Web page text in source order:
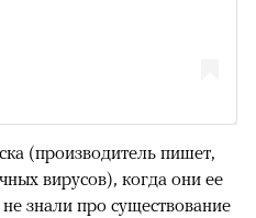
(производитель пишет,
вирусов), когда они ее
знали про существование